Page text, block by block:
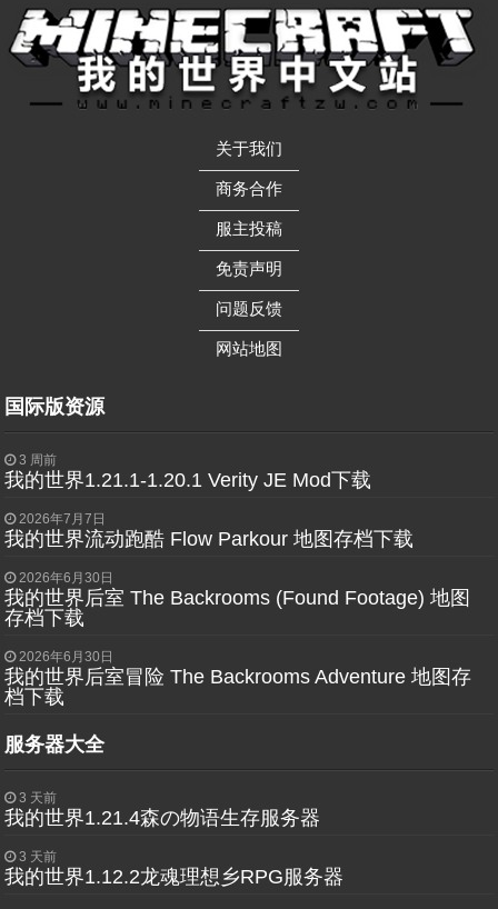
关于我们
——————
商务合作
——————
服主投稿
——————
免责声明
——————
问题反馈
——————
网站地图
国际版资源
3 周前
我的世界1.21.1-1.20.1 Verity JE Mod下载
2026年7月7日
我的世界流动跑酷 Flow Parkour 地图存档下载
2026年6月30日
我的世界后室 The Backrooms (Found Footage) 地图
存档下载
2026年6月30日
我的世界后室冒险 The Backrooms Adventure 地图存
档下载
服务器大全
3 天前
我的世界1.21.4森の物语生存服务器
3 天前
我的世界1.12.2龙魂理想乡RPG服务器